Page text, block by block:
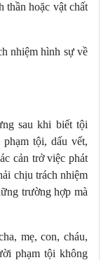
thần hoặc vật chất
nhiệm hình sự về
sau khi biết tội
tội, dấu vết,
cản trở việc phát
chịu trách nhiệm
trường hợp mà
mẹ, con, cháu,
phạm tội không